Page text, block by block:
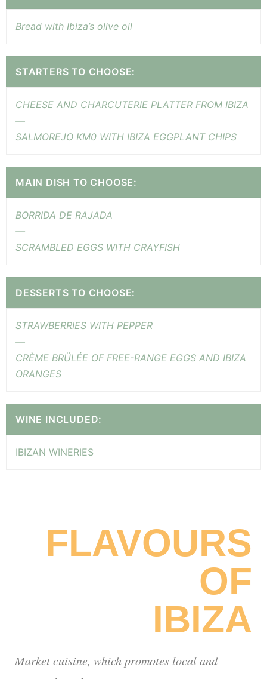
Bread with Ibiza’s olive oil
STARTERS TO CHOOSE:
CHEESE AND CHARCUTERIE PLATTER FROM IBIZA
—
SALMOREJO KM0 WITH IBIZA EGGPLANT CHIPS
MAIN DISH TO CHOOSE:
BORRIDA DE RAJADA
—
SCRAMBLED EGGS WITH CRAYFISH
DESSERTS TO CHOOSE:
STRAWBERRIES WITH PEPPER
—
CRÈME BRÜLÉE OF FREE-RANGE EGGS AND IBIZA
ORANGES
WINE INCLUDED:
IBIZAN WINERIES
FLAVOURS
OF
IBIZA
Market cuisine, which promotes local and